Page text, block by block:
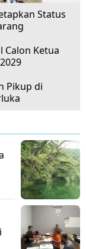
Status
Calon Ketua
Pikup di